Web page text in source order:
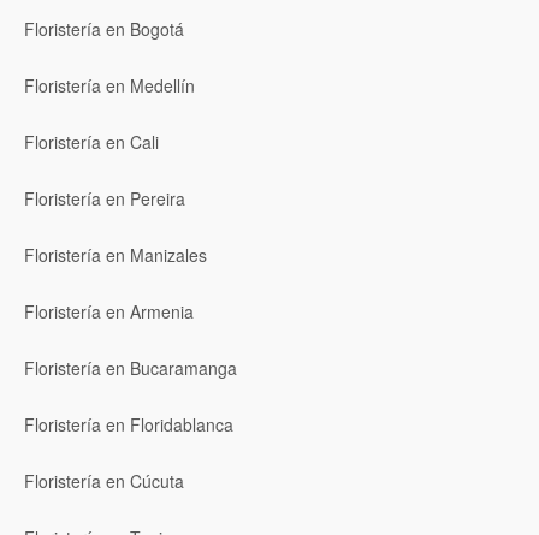
Floristería en Bogotá
Floristería en Medellín
Floristería en Cali
Floristería en Pereira
Floristería en Manizales
Floristería en Armenia
Floristería en Bucaramanga
Floristería en Floridablanca
Floristería en Cúcuta